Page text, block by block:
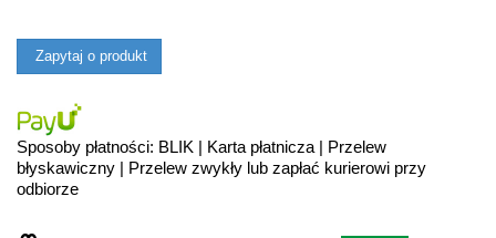
Zapytaj o produkt
Sposoby płatności: BLIK | Karta płatnicza | Przelew
błyskawiczny | Przelew zwykły lub zapłać kurierowi przy
odbiorze